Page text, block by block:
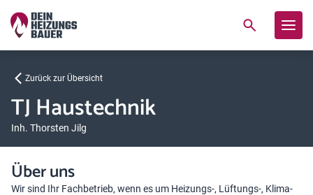
Zurück zur Übersicht
TJ Haustechnik
Inh. Thorsten Jilg
Über uns
Wir sind Ihr Fachbetrieb, wenn es um Heizungs-, Lüftungs-, Klima-